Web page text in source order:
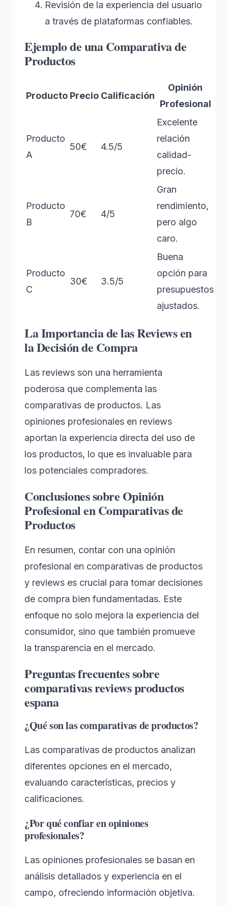
Revisión de la experiencia del usuario
a través de plataformas confiables.
Ejemplo de una Comparativa de
Productos
Producto Precio Calificación
Opinión
Profesional
Producto
A
50€ 4.5/5
Excelente
relación
calidad-
precio.
Producto
B
70€ 4/5
Gran
rendimiento,
pero algo
caro.
Producto
C
30€ 3.5/5
Buena
opción para
presupuestos
ajustados.
La Importancia de las Reviews en
la Decisión de Compra
Las reviews son una herramienta
poderosa que complementa las
comparativas de productos. Las
opiniones profesionales en reviews
aportan la experiencia directa del uso de
los productos, lo que es invaluable para
los potenciales compradores.
Conclusiones sobre Opinión
Profesional en Comparativas de
Productos
En resumen, contar con una opinión
profesional en comparativas de productos
y reviews es crucial para tomar decisiones
de compra bien fundamentadas. Este
enfoque no solo mejora la experiencia del
consumidor, sino que también promueve
la transparencia en el mercado.
Preguntas frecuentes sobre
comparativas reviews productos
espana
¿Qué son las comparativas de productos?
Las comparativas de productos analizan
diferentes opciones en el mercado,
evaluando características, precios y
calificaciones.
¿Por qué confiar en opiniones
profesionales?
Las opiniones profesionales se basan en
análisis detallados y experiencia en el
campo, ofreciendo información objetiva.